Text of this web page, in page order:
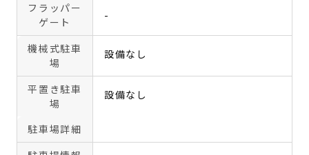
フラッパー
ゲート
-
機械式駐車
場
設備なし
平置き駐車
場
設備なし
駐車場詳細